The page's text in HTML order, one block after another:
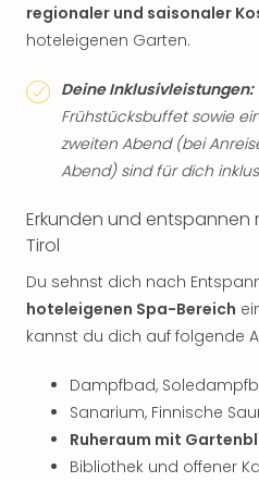
regionaler und saisonaler
hoteleigenen Garten.
Deine Inklusivleistungen:
Frühstücksbuffet sowie
zweiten Abend (bei
Abend) sind für dich
Erkunden und entspannen
Tirol
Du sehnst dich nach
hoteleigenen Spa-Bereich
kannst du dich auf folgende
Dampfbad,
Sanarium, Finnische
Ruheraum mit
Bibliothek und offener